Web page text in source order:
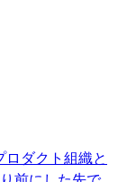
ロダクト組織と